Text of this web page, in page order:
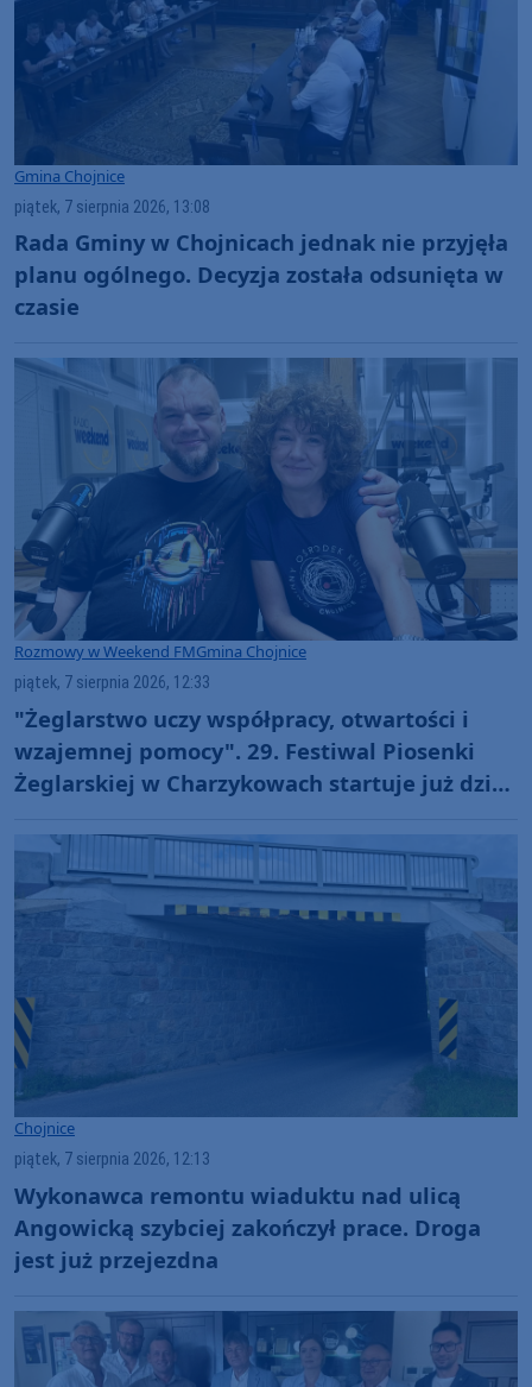
Gmina Chojnice
piątek, 7 sierpnia 2026, 13:08
Rada Gminy w Chojnicach jednak nie przyjęła
planu ogólnego. Decyzja została odsunięta w
czasie
Rozmowy w Weekend FMGmina Chojnice
piątek, 7 sierpnia 2026, 12:33
"Żeglarstwo uczy współpracy, otwartości i
wzajemnej pomocy". 29. Festiwal Piosenki
Żeglarskiej w Charzykowach startuje już dziś.
(ROZMOWA)
Chojnice
piątek, 7 sierpnia 2026, 12:13
Wykonawca remontu wiaduktu nad ulicą
Angowicką szybciej zakończył prace. Droga
jest już przejezdna